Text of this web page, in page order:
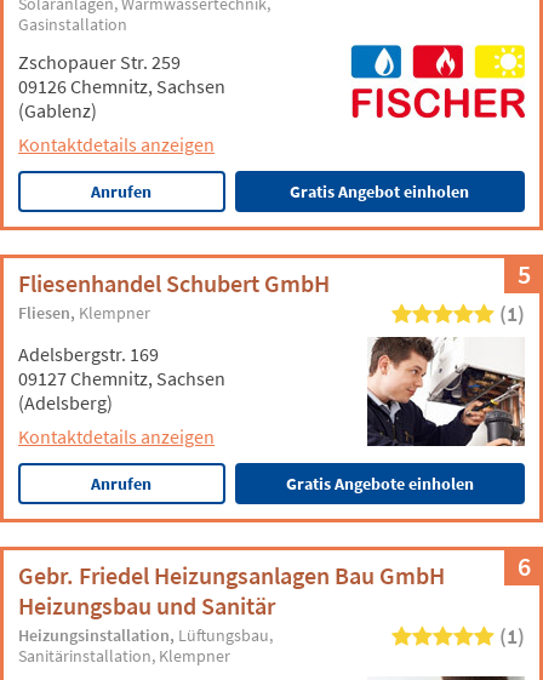
Gasinstallation
Zschopauer Str. 259
09126 Chemnitz, Sachsen
(Gablenz)
Kontaktdetails anzeigen
Anrufen Gratis Angebot einholen
5
Fliesenhandel Schubert GmbH
Fliesen Klempner (1)
Adelsbergstr. 169
09127 Chemnitz, Sachsen
(Adelsberg)
Kontaktdetails anzeigen
Anrufen Gratis Angebote einholen
6
Gebr. Friedel Heizungsanlagen Bau GmbH
Heizungsbau und Sanitär
Heizungsinstallation Lüftungsbau
Sanitärinstallation Klempner
(1)